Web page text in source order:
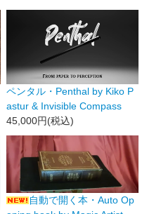
ペンタル・Penthal by Kiko P
astur & Invisible Compass
45,000円(税込)
自動で開く本・Auto Op